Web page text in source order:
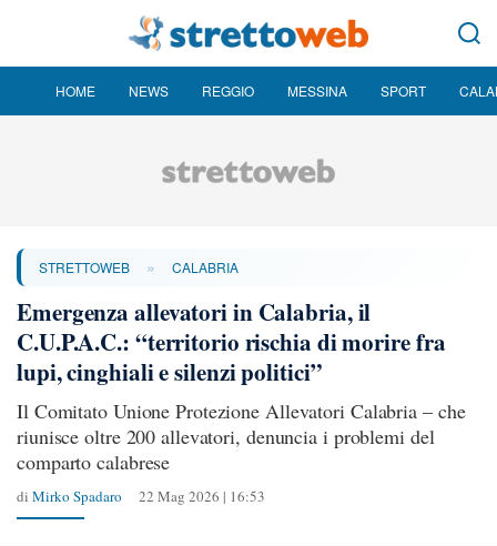
HOME NEWS REGGIO MESSINA SPORT
STRETTOWEB » CALABRIA
Emergenza allevatori in Calabria, il
C.U.P.A.C.: “territorio rischia di morire fra
lupi, cinghiali e silenzi politici”
Il Comitato Unione Protezione Allevatori Calabria – che
riunisce oltre 200 allevatori, denuncia i problemi del
comparto calabrese
di Mirko Spadaro 22 Mag 2026 | 16:53